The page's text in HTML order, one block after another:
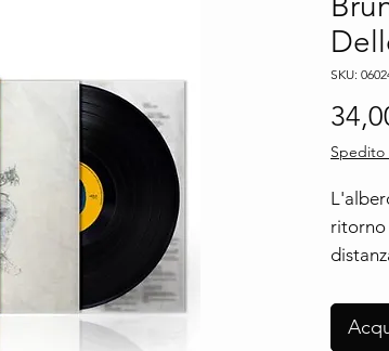
SKU:
Spedito
ritorno
?